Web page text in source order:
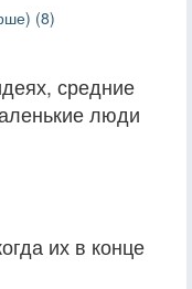
(8)
средние
люди
их в конце